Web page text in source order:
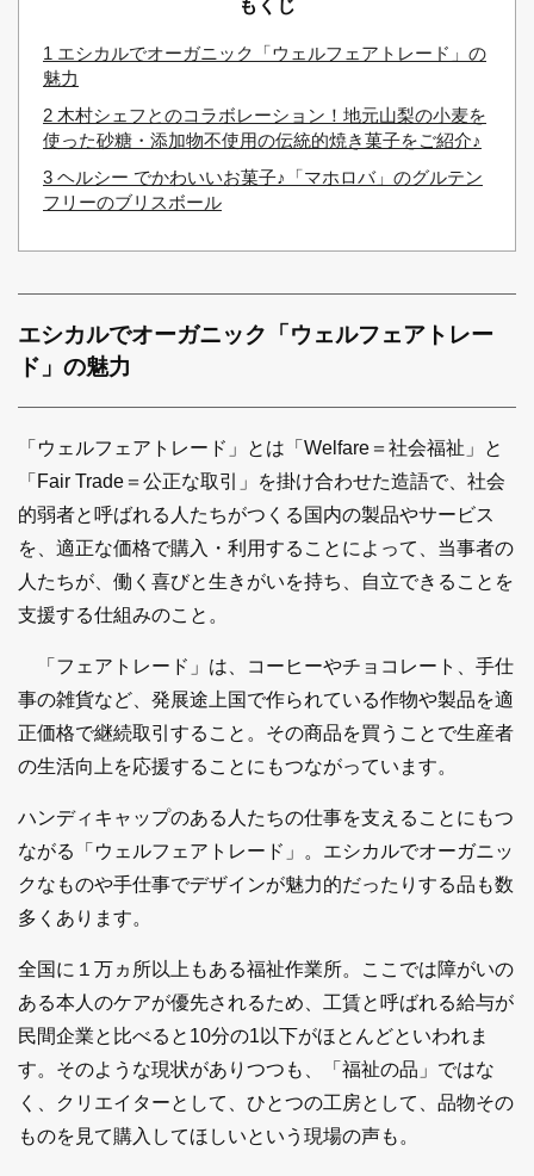
もくじ
1 エシカルでオーガニック「ウェルフェアトレード」の
魅力
2 木村シェフとのコラボレーション！地元山梨の小麦を
使った砂糖・添加物不使用の伝統的焼き菓子をご紹介♪
3 ヘルシー でかわいいお菓子♪「マホロバ」のグルテン
フリーのブリスボール
エシカルでオーガニック 「ウェルフェアトレー
ド」の魅力
「ウェルフェアトレード」とは「Welfare＝社会福祉」と
「Fair Trade＝公正な取引」を掛け合わせた造語で、社会
的弱者と呼ばれる人たちがつくる国内の製品やサービス
を、適正な価格で購入・利用することによって、当事者の
人たちが、働く喜びと生きがいを持ち、自立できることを
支援する仕組みのこと。
「フェアトレード」は、コーヒーやチョコレート、手仕
事の雑貨など、発展途上国で作られている作物や製品を適
正価格で継続取引すること。その商品を買うことで生産者
の生活向上を応援することにもつながっています。
ハンディキャップのある人たちの仕事を支えることにもつ
ながる「ウェルフェアトレード」。エシカルでオーガニッ
クなものや手仕事でデザインが魅力的だったりする品も数
多くあります。
全国に１万ヵ所以上もある福祉作業所。ここでは障がいの
ある本人のケアが優先されるため、工賃と呼ばれる給与が
民間企業と比べると10分の1以下がほとんどといわれま
す。そのような現状がありつつも、「福祉の品」ではな
く、クリエイターとして、ひとつの工房として、品物その
ものを見て購入してほしいという現場の声も。